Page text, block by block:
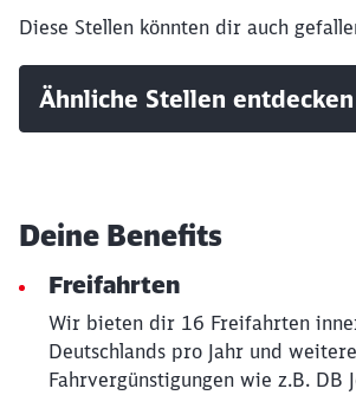
Diese Stellen könnten dir auch
Ähnliche Stellen entdecken
Deine Benefits
Freifahrten
Wir bieten dir 16 Freifahrten
Deutschlands pro Jahr und weitere
Fahrvergünstigungen wie z.B. DB
Abbrechen